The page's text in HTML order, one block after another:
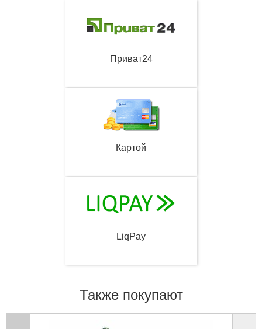
Приват24
Картой
LiqPay
Также покупают